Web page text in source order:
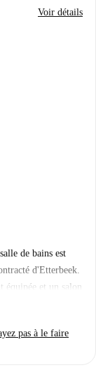
Voir détails
de bains est
d'Etterbeek.
équipée et un salon
spacieuse
pas à le faire